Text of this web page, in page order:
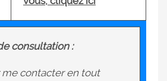
consultation :
me contacter en tout